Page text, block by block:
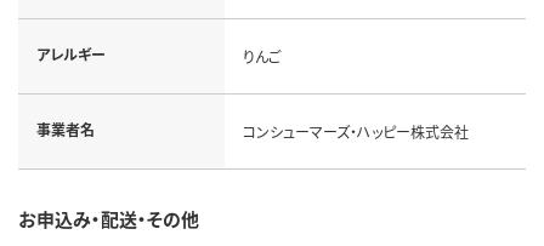
アレルギー りんご
事業者名 コンシューマーズ・ハッピー株式会社
お申込み・配送・その他